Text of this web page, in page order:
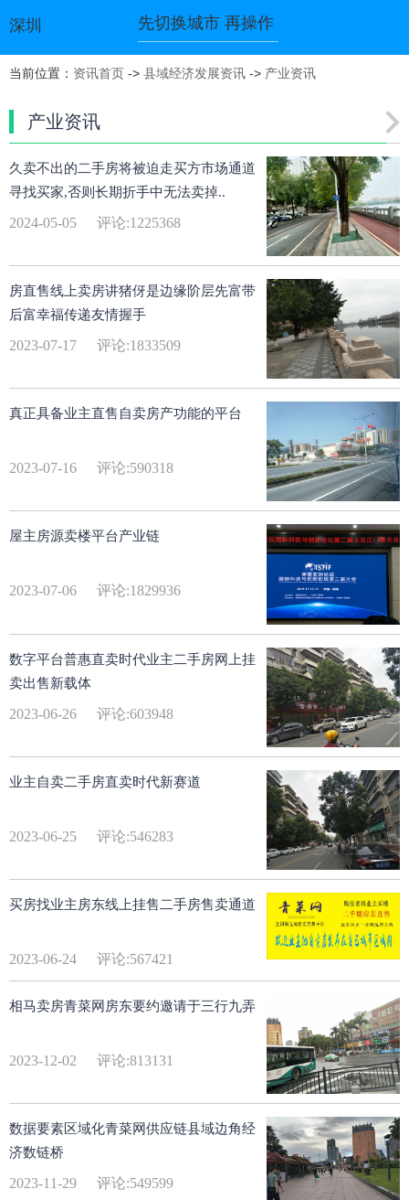
先切换城市 再操作
深圳
当前位置： 资讯首页 -> 县域经济发展资讯 -> 产业资讯
产业资讯
久卖不出的二手房将被迫走买方市场通道
寻找买家,否则长期折手中无法卖掉..
2024-05-05 评论:1225368
房直售线上卖房讲猪伢是边缘阶层先富带
后富幸福传递友情握手
2023-07-17 评论:1833509
真正具备业主直售自卖房产功能的平台
2023-07-16 评论:590318
屋主房源卖楼平台产业链
2023-07-06 评论:1829936
数字平台普惠直卖时代业主二手房网上挂
卖出售新载体
2023-06-26 评论:603948
业主自卖二手房直卖时代新赛道
2023-06-25 评论:546283
买房找业主房东线上挂售二手房售卖通道
2023-06-24 评论:567421
相马卖房青菜网房东要约邀请于三行九弄
2023-12-02 评论:813131
数据要素区域化青菜网供应链县域边角经
济数链桥
2023-11-29 评论:549599